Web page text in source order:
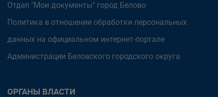
Отдел "Мои документы" город Белово
Политика в отношении обработки персональных
данных на официальном интернет-портале
Администрации Беловского городского округа
ОРГАНЫ ВЛАСТИ